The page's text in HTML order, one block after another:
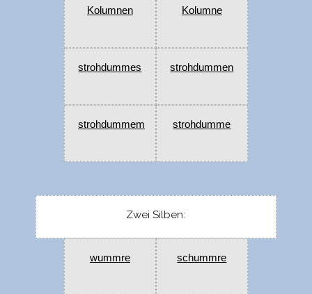
Kolumnen Kolumne
strohdummes strohdummen
strohdummem strohdumme
Zwei Silben:
wummre schummre